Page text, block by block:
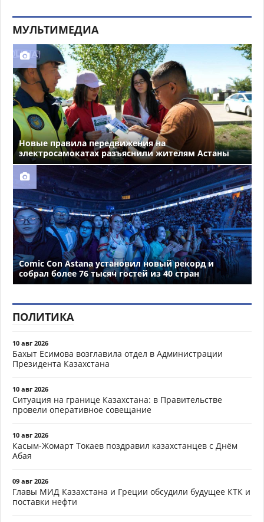
МУЛЬТИМЕДИА
Новые правила передвижения на
электросамокатах разъяснили жителям Астаны
Comic Con Astana установил новый рекорд и
собрал более 76 тысяч гостей из 40 стран
ПОЛИТИКА
10 авг 2026
Бахыт Есимова возглавила отдел в Администрации
Президента Казахстана
10 авг 2026
Ситуация на границе Казахстана: в Правительстве
провели оперативное совещание
10 авг 2026
Касым-Жомарт Токаев поздравил казахстанцев с Днём
Абая
09 авг 2026
Главы МИД Казахстана и Греции обсудили будущее КТК и
поставки нефти